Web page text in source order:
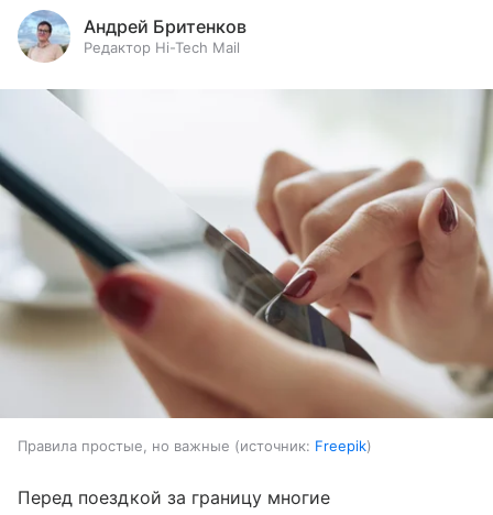
Андрей Бритенков
Редактор Hi-Tech Mail
Правила простые, но важные источник: Freepik
Перед поездкой за границу многие